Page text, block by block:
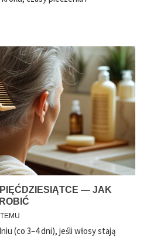
PIĘĆDZIESIĄTCE — JAK
(co 3–4 dni), jeśli włosy stają